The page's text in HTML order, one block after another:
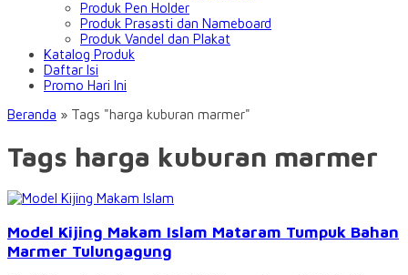
Produk Pen Holder
Produk Prasasti dan Nameboard
Produk Vandel dan Plakat
Katalog Produk
Daftar Isi
Promo Hari Ini
Beranda » Tags "harga kuburan marmer"
Tags harga kuburan marmer
Model Kijing Makam Islam Mataram Tumpuk Bahan
Marmer Tulungagung